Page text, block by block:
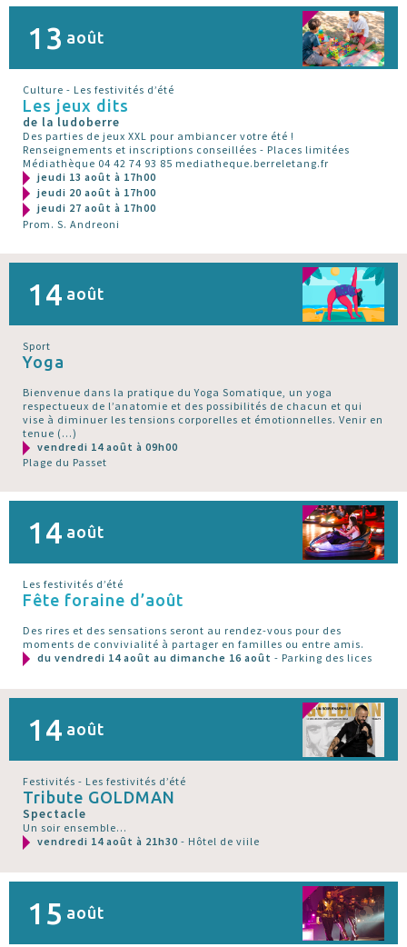
13 août
Culture - Les festivités d’été
Les jeux dits
de la ludoberre
Des parties de jeux XXL pour ambiancer votre été !
Renseignements et inscriptions conseillées - Places limitées
Médiathèque 04 42 74 93 85 mediatheque.berreletang.fr
jeudi 13 août à 17h00
jeudi 20 août à 17h00
jeudi 27 août à 17h00
Prom. S. Andreoni
14 août
Sport
Yoga
Bienvenue dans la pratique du Yoga Somatique, un yoga
respectueux de l’anatomie et des possibilités de chacun et qui
vise à diminuer les tensions corporelles et émotionnelles. Venir en
tenue (…)
vendredi 14 août à 09h00
Plage du Passet
14 août
Les festivités d’été
Fête foraine d’août
Des rires et des sensations seront au rendez-vous pour des
moments de convivialité à partager en familles ou entre amis.
du vendredi 14 août au dimanche 16 août - Parking des lices
14 août
Festivités - Les festivités d’été
Tribute GOLDMAN
Spectacle
Un soir ensemble...
vendredi 14 août à 21h30 - Hôtel de viile
15 août